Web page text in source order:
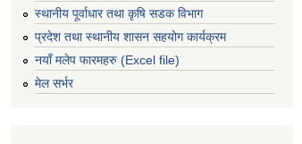
स्थानीय पूर्वाधार तथा कृषि सडक विभाग
प्रदेश तथा स्थानीय शासन सहयोग कार्यक्रम
नयाँ मलेप फारमहरु (Excel file)
मेल सर्भर